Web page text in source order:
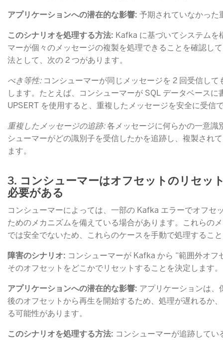
アプリケーションへの潜在的な影響: 予期されていなかっ
このシナリオを処理する方法: Kafka に基づいてシステム
マーが個々のメッセージの複製を処理できることを確認し
法として、次の 2 つがあります。
べき等性: コンシューマーが同じメッセージを 2 回受信し
します。たとえば、コンシューマーが SQL データベースに
UPSERT を使用すると、重複したメッセージを安全に受信
重複したメッセージの追跡: 各メッセージに何らかの一意識
シューマーがどの識別子を受信したかを追跡し、複製され
ます。
3. コンシューマーはオフセットのリセッ
必要がある
コンシューマーによっては、一部の Kafka エラーでオフセ
ためのメカニズムを備えている場合があります。これらの
では安全でないため、これらのケースを手動で処理するこ
障害のシナリオ: コンシューマーが Kafka から “範囲外オ
そのオフセットをどこかでリセットすることを決定します。
アプリケーションへの潜在的な影響: アプリケーションは
後のオフセットから再生を開始するため、処理が遅れるか
る可能性があります。
このシナリオを処理する方法: コンシューマーが追跡して